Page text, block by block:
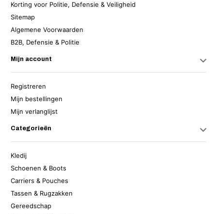
Korting voor Politie, Defensie & Veiligheid
Sitemap
Algemene Voorwaarden
B2B, Defensie & Politie
Mijn account
Registreren
Mijn bestellingen
Mijn verlanglijst
Categorieën
Kledij
Schoenen & Boots
Carriers & Pouches
Tassen & Rugzakken
Gereedschap